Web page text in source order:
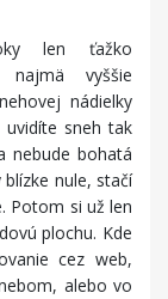
len ťažko
najmä vyššie
nádielky
sneh tak
nebude bohatá
nule, stačí
Potom si už len
plochu. Kde
cez web,
alebo vo